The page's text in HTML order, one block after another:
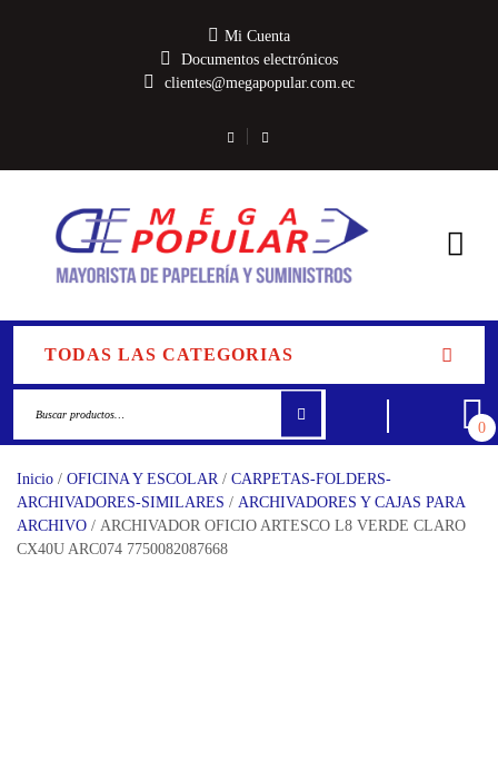
Mi Cuenta
Documentos electrónicos
clientes@megapopular.com.ec
TODAS LAS CATEGORIAS
0
Inicio / OFICINA Y ESCOLAR / CARPETAS-FOLDERS-
ARCHIVADORES-SIMILARES / ARCHIVADORES Y CAJAS PARA
ARCHIVO / ARCHIVADOR OFICIO ARTESCO L8 VERDE CLARO
CX40U ARC074 7750082087668